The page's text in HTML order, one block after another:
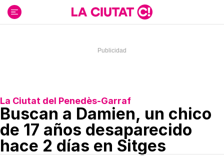
contenido
La Ciutat del Penedès-Garraf
Buscan a Damien, un chico
de 17 años desaparecido
hace 2 días en Sitges